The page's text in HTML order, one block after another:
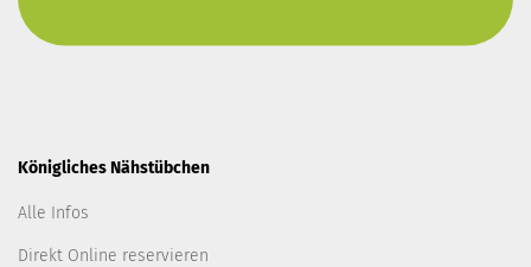
Königliches Nähstübchen
Alle Infos
Direkt Online reservieren